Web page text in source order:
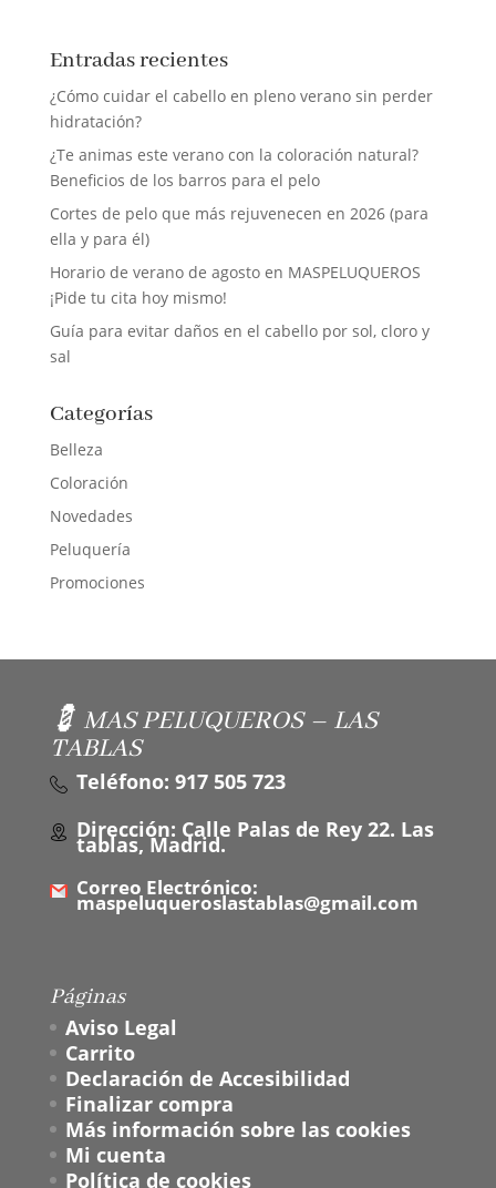
Entradas recientes
¿Cómo cuidar el cabello en pleno verano sin perder
hidratación?
¿Te animas este verano con la coloración natural?
Beneficios de los barros para el pelo
Cortes de pelo que más rejuvenecen en 2026 (para
ella y para él)
Horario de verano de agosto en MASPELUQUEROS
¡Pide tu cita hoy mismo!
Guía para evitar daños en el cabello por sol, cloro y
sal
Categorías
Belleza
Coloración
Novedades
Peluquería
Promociones
💈 MAS PELUQUEROS – LAS
TABLAS
Teléfono: 917 505 723
Dirección: Calle Palas de Rey 22. Las
tablas, Madrid.
Correo Electrónico:
maspeluqueroslastablas@gmail.com
Páginas
Aviso Legal
Carrito
Declaración de Accesibilidad
Finalizar compra
Más información sobre las cookies
Mi cuenta
Política de cookies